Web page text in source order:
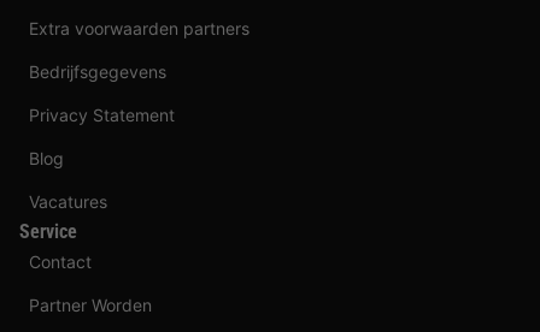
Extra voorwaarden partners
Bedrijfsgegevens
Privacy Statement
Blog
Vacatures
Service
Contact
Partner Worden